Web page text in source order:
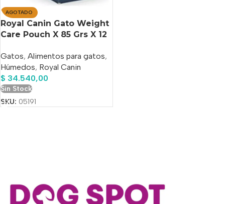
AGOTADO
Royal Canin Gato Weight
Care Pouch X 85 Grs X 12
Gatos, Alimentos para gatos,
Húmedos, Royal Canin
$ 34.540,00
Sin Stock
SKU: 05191